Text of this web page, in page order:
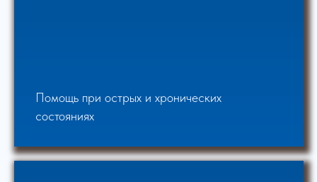
Помощь при острых и хронических
состояниях